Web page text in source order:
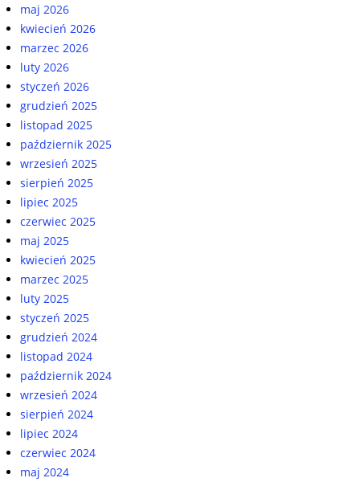
maj 2026
kwiecień 2026
marzec 2026
luty 2026
styczeń 2026
grudzień 2025
listopad 2025
październik 2025
wrzesień 2025
sierpień 2025
lipiec 2025
czerwiec 2025
maj 2025
kwiecień 2025
marzec 2025
luty 2025
styczeń 2025
grudzień 2024
listopad 2024
październik 2024
wrzesień 2024
sierpień 2024
lipiec 2024
czerwiec 2024
maj 2024